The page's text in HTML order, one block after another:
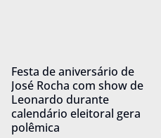
Festa de aniversário de
José Rocha com show de
Leonardo durante
calendário eleitoral gera
polêmica